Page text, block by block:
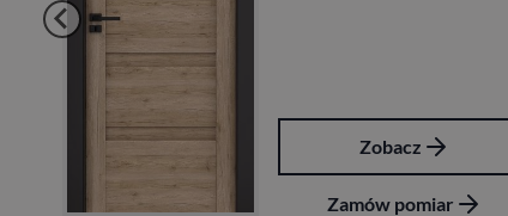
Zobacz
Zamów pomiar